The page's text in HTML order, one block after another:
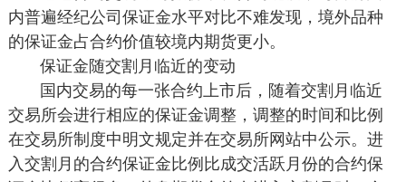
内普遍经纪公司保证金水平对比不难发现，境外品种
的保证金占合约价值较境内期货更小。
保证金随交割月临近的变动
国内交易的每一张合约上市后，随着交割月临近
交易所会进行相应的保证金调整，调整的时间和比例
在交易所制度中明文规定并在交易所网站中公示。进
入交割月的合约保证金比例比成交活跃月份的合约保